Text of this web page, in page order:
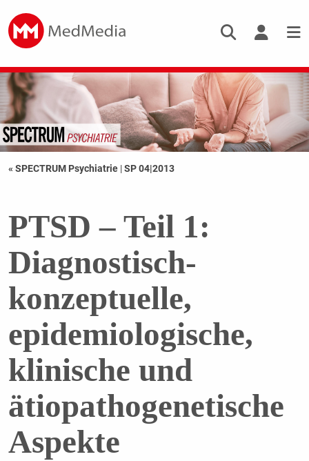
« SPECTRUM Psychiatrie |SP 04|2013
PTSD – Teil 1:
Diagnostisch-
konzeptuelle,
epidemiologische,
klinische und
ätiopathogenetische
Aspekte